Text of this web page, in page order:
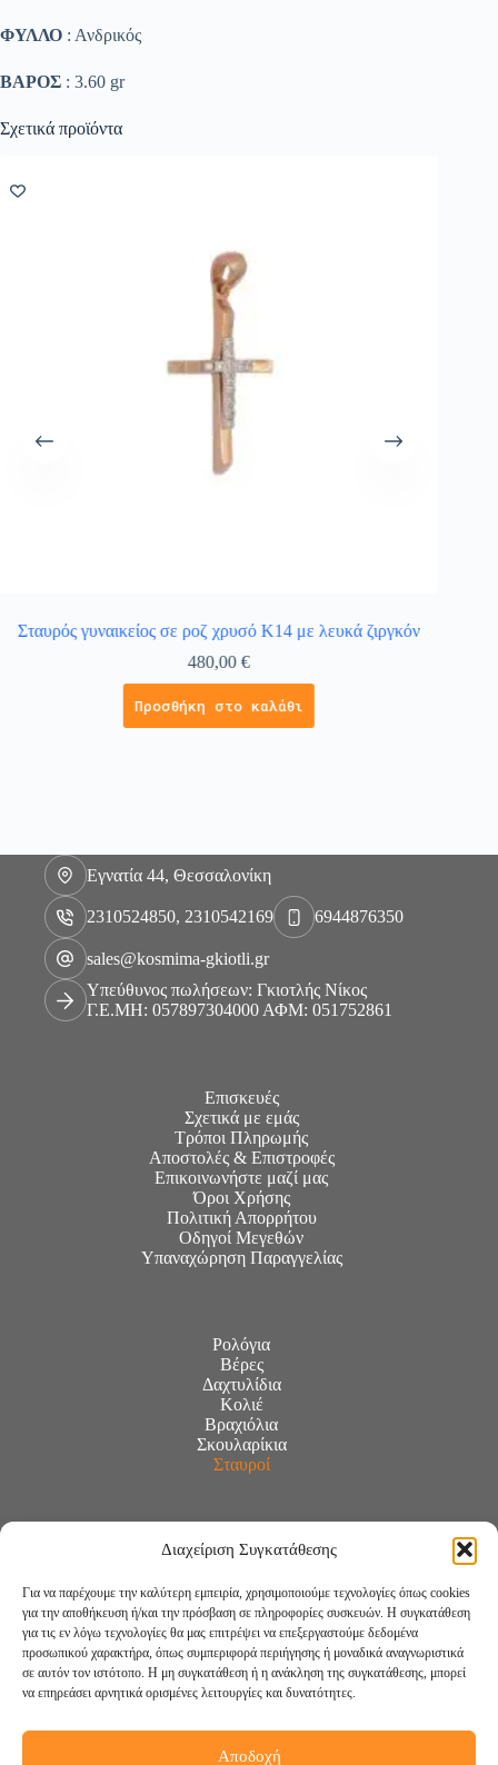
Διαχείριση Συγκατάθεσης
Για να παρέχουμε την καλύτερη εμπειρία, χρησιμοποιούμε τεχνολογίες όπως cookies
για την αποθήκευση ή/και την πρόσβαση σε πληροφορίες συσκευών. Η συγκατάθεση
για τις εν λόγω τεχνολογίες θα μας επιτρέψει να επεξεργαστούμε δεδομένα
προσωπικού χαρακτήρα, όπως συμπεριφορά περιήγησης ή μοναδικά αναγνωριστικά
σε αυτόν τον ιστότοπο. Η μη συγκατάθεση ή η ανάκληση της συγκατάθεσης, μπορεί
να επηρεάσει αρνητικά ορισμένες λειτουργίες και δυνατότητες.
Αποδοχή
ΦΥΛΛΟ : Ανδρικός
ΒΑΡΟΣ : 3.60 gr
Σχετικά προϊόντα
Σταυρός γυναικείος σε ροζ χρυσό Κ14 με λευκά ζιργκόν
480,00€
Προσθήκη στο καλάθι
Εγνατία 44, Θεσσαλονίκη
2310524850, 2310542169 6944876350
sales@kosmima-gkiotli.gr
Υπεύθυνος πωλήσεων: Γκιοτλής Νίκος
Γ.Ε.ΜΗ: 057897304000 ΑΦΜ: 051752861
Επισκευές
Σχετικά με εμάς
Τρόποι Πληρωμής
Αποστολές & Επιστροφές
Επικοινωνήστε μαζί μας
Όροι Χρήσης
Πολιτική Απορρήτου
Οδηγοί Μεγεθών
Υπαναχώρηση Παραγγελίας
Ρολόγια
Βέρες
Δαχτυλίδια
Κολιέ
Βραχιόλια
Σκουλαρίκια
Σταυροί